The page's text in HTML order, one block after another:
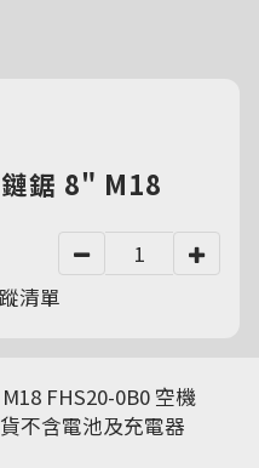
鋸 8" M18
清單
FHS20-0B0 空機
不含電池及充電器